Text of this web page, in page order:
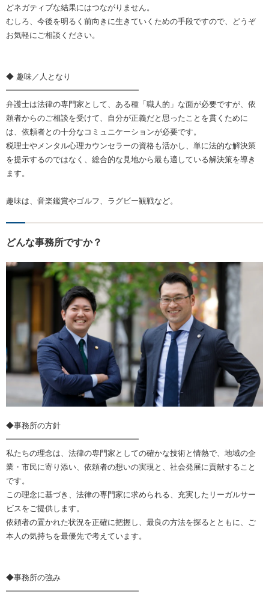
どネガティブな結果にはつながりません。
むしろ、今後を明るく前向きに生きていくための手段ですので、どうぞ
お気軽にご相談ください。
◆ 趣味／人となり
━━━━━━━━━━━━━━━━━
弁護士は法律の専門家として、ある種「職人的」な面が必要ですが、依
頼者からのご相談を受けて、自分が正義だと思ったことを貫くために
は、依頼者との十分なコミュニケーションが必要です。
税理士やメンタル心理カウンセラーの資格も活かし、単に法的な解決策
を提示するのではなく、総合的な見地から最も適している解決策を導き
ます。
趣味は、音楽鑑賞やゴルフ、ラグビー観戦など。
どんな事務所ですか？
◆事務所の方針
━━━━━━━━━━━━━━━━━
私たちの理念は、法律の専門家としての確かな技術と情熱で、地域の企
業・市民に寄り添い、依頼者の想いの実現と、社会発展に貢献すること
です。
この理念に基づき、法律の専門家に求められる、充実したリーガルサー
ビスをご提供します。
依頼者の置かれた状況を正確に把握し、最良の方法を探るとともに、ご
本人の気持ちを最優先で考えています。
◆事務所の強み
━━━━━━━━━━━━━━━━━